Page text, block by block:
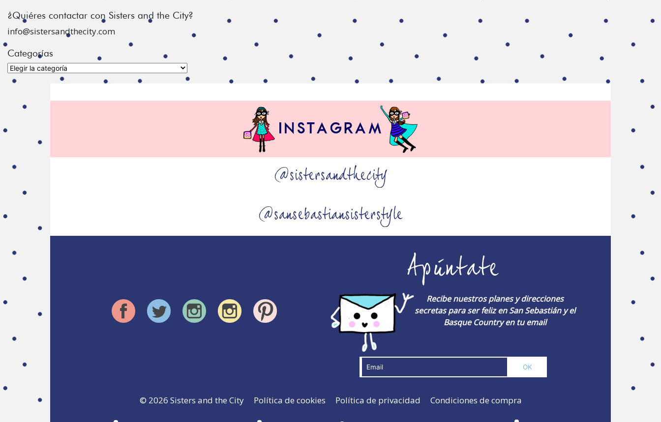
¿Quiéres contactar con Sisters and the City?
info@sistersandthecity.com
Categorías
Categorías
@sistersandthecity
@sansebastiansisterstyle
Apúntate
Recibe nuestros planes y direcciones
secretas para ser feliz en San Sebastián y el
Basque Country en tu email
© 2026 Sisters and the City Política de cookies Política de privacidad Condiciones de compra